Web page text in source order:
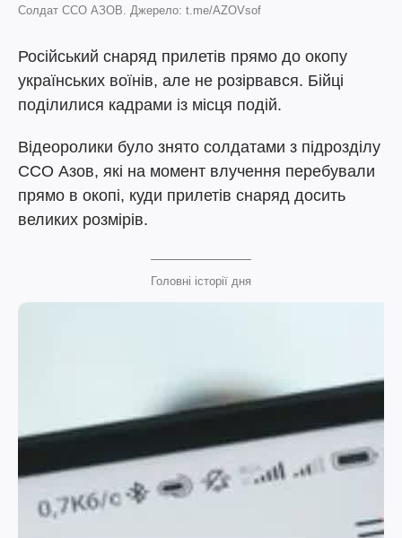
Солдат ССО АЗОВ. Джерело: t.me/AZOVsof
Російський снаряд прилетів прямо до окопу
українських воїнів, але не розірвався. Бійці
поділилися кадрами із місця подій.
Відеоролики було знято солдатами з підрозділу
ССО Азов, які на момент влучення перебували
прямо в окопі, куди прилетів снаряд досить
великих розмірів.
Головні історії дня